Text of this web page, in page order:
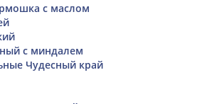
с маслом
с миндалем
Чудесный край